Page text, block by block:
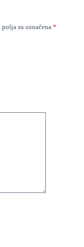
polja su označena *